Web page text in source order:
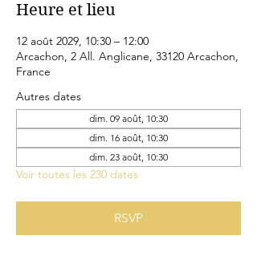
Heure et lieu
12 août 2029, 10:30 – 12:00
Arcachon, 2 All. Anglicane, 33120 Arcachon,
France
Autres dates
dim. 09 août, 10:30
dim. 16 août, 10:30
dim. 23 août, 10:30
Voir toutes les 230 dates
RSVP